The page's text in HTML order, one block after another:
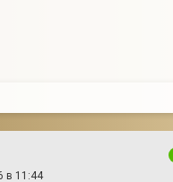
в 11:44